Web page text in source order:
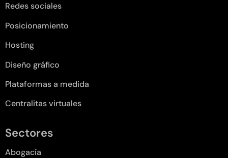
Redes sociales
Posicionamiento
Hosting
Diseño gráfico
Plataformas a medida
Centralitas virtuales
Sectores
Abogacía